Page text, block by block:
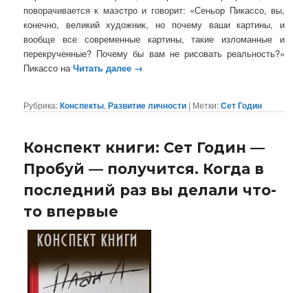
поворачивается к маэстро и говорит: «Сеньор Пикассо, вы,
конечно, великий художник, но почему ваши картины, и
вообще все современные картины, такие изломанные и
перекрученные? Почему бы вам не рисовать реальность?»
Пикассо наЧитать далее →
Рубрика:Конспекты,Развитие личности | Метки:Сет Годин
Конспект книги: Сет Годин —
Пробуй — получится. Когда в
последний раз вы делали что-
то впервые